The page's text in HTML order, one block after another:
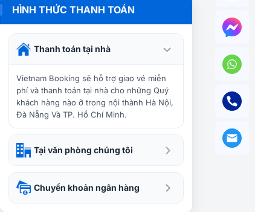
Tour Dubai – Abu Dhabi
Khám phá Abu Dhabi 5N4Đ
– KS 3*
Dubai – Sa mạc Safari – Abu
Dhabi 5N4Đ
Tour Du Lịch Dubai 5 ngày 4
đêm: City Tour – Sa mạc
HÌNH THỨC THANH TOÁN
Thanh toán tại nhà
Vietnam Booking sẽ hỗ trợ giao vé miễn
phí và thanh toán tại nhà cho những Quý
khách hàng nào ở trong nội thành Hà Nội,
Đà Nẵng Và TP. Hồ Chí Minh.
Tại văn phòng chúng tôi
Chuyển khoản ngân hàng